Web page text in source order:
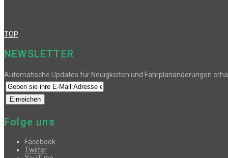
TOP
NEWSLETTER
Automatische Updates für Neuigkeiten und Fahrplanänderungen
Folge uns
Facebook
Twiiter